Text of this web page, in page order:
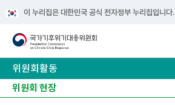
이 누리집은 대한민국 공식 전자정부 누리집입니다.
위원회활동
전체·분과회의 결과
위원회 현장